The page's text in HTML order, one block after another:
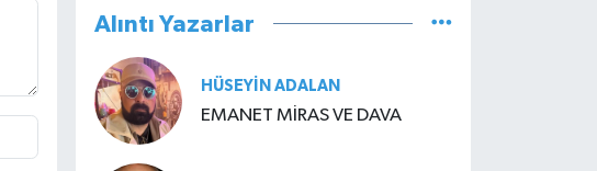
Alıntı Yazarlar
HÜSEYIN ADALAN
EMANET MİRAS VE DAVA